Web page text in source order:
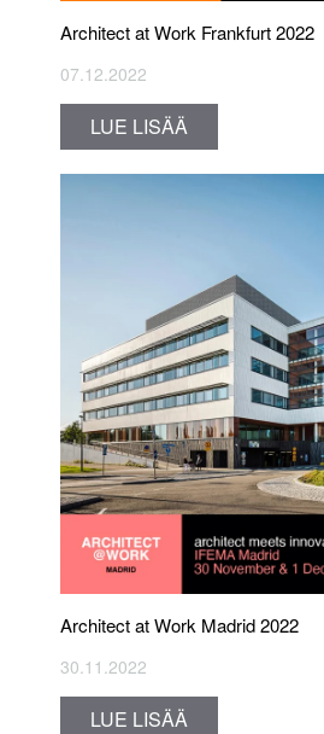
Architect at Work Frankfurt 2022
07.12.2022
LUE LISÄÄ
Architect at Work Madrid 2022
30.11.2022
LUE LISÄÄ